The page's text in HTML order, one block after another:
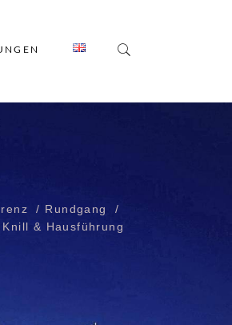
Rundgang
& Hausführung